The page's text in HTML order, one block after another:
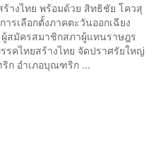
างไทย พร้อมด้วย สิทธิชัย โควสุ
รเลือกตั้งภาคตะวันออกเฉียง
สมัครสมาชิกสภาผู้แทนราษฎร
คไทยสร้างไทย จัดปราศรัยใหญ่
ก อำเภอบุณฑริก ...